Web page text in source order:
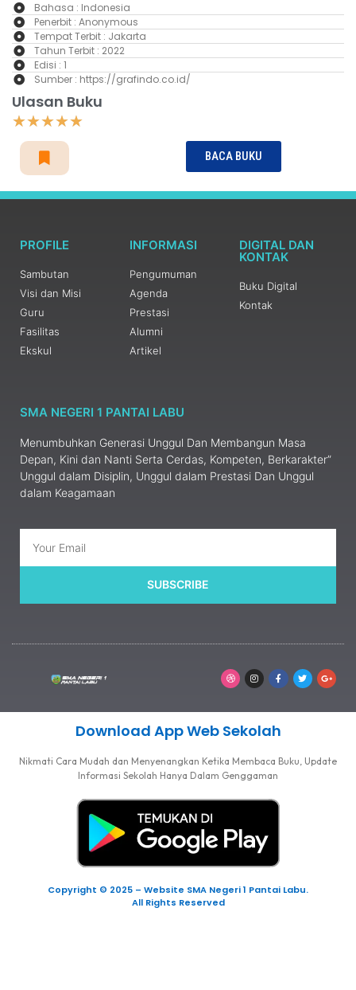
Bahasa : Indonesia
Penerbit : Anonymous
Tempat Terbit : Jakarta
Tahun Terbit : 2022
Edisi : 1
Sumber : https://grafindo.co.id/
Ulasan Buku
☆☆☆☆☆
BACA BUKU
PROFILE
Sambutan
Visi dan Misi
Guru
Fasilitas
Ekskul
INFORMASI
Pengumuman
Agenda
Prestasi
Alumni
Artikel
DIGITAL DAN
KONTAK
Buku Digital
Kontak
SMA NEGERI 1 PANTAI LABU
Menumbuhkan Generasi Unggul Dan Membangun Masa
Depan, Kini dan Nanti Serta Cerdas, Kompeten, Berkarakter”
Unggul dalam Disiplin, Unggul dalam Prestasi Dan Unggul
dalam Keagamaan
SUBSCRIBE
Download App Web Sekolah
Nikmati Cara Mudah dan Menyenangkan Ketika Membaca Buku, Update
Informasi Sekolah Hanya Dalam Genggaman
Copyright © 2025 – Website SMA Negeri 1 Pantai Labu.
All Rights Reserved